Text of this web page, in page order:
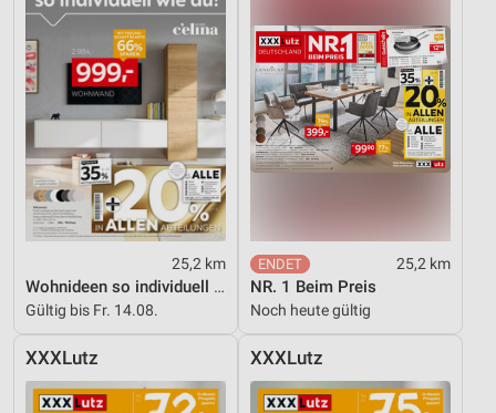
25,2 km
Wohnideen so individuell wie du!
Gültig bis Fr. 14.08.
25,2 km
NR. 1 Beim Preis
Noch heute gültig
XXXLutz XXXLutz